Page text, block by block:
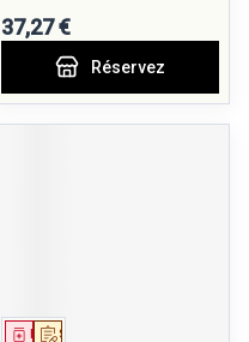
37,27 €
Réservez
Sur prescription
Médicament